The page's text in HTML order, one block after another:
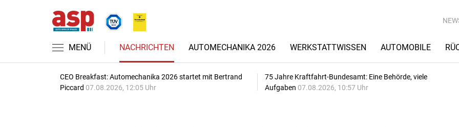
MENÜ NACHRICHTEN AUTOMECHANIKA 2026 WERKSTATTWISSEN AUTOMOBILE
CEO Breakfast: Automechanika 2026 startet mit Bertrand
Piccard 07.08.2026, 12:05 Uhr
75 Jahre Kraftfahrt-Bundesamt: Eine Behörde, viele
Aufgaben 07.08.2026, 10:57 Uhr